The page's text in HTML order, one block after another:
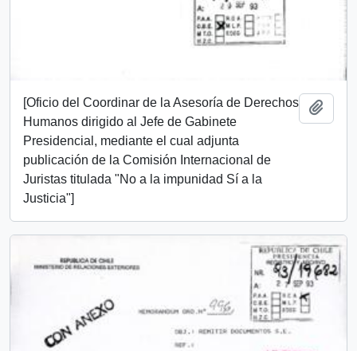
[Oficio del Coordinar de la Asesoría de Derechos
Humanos dirigido al Jefe de Gabinete
Presidencial, mediante el cual adjunta
publicación de la Comisión Internacional de
Juristas titulada "No a la impunidad Sí a la
Justicia"]